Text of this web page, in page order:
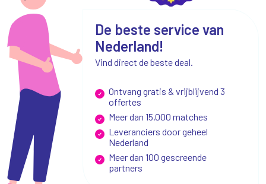
De beste service van
Nederland!
Vind direct de beste deal.
Ontvang gratis & vrijblijvend 3
offertes
Meer dan 15,000 matches
Leveranciers door geheel
Nederland
Meer dan 100 gescreende
partners